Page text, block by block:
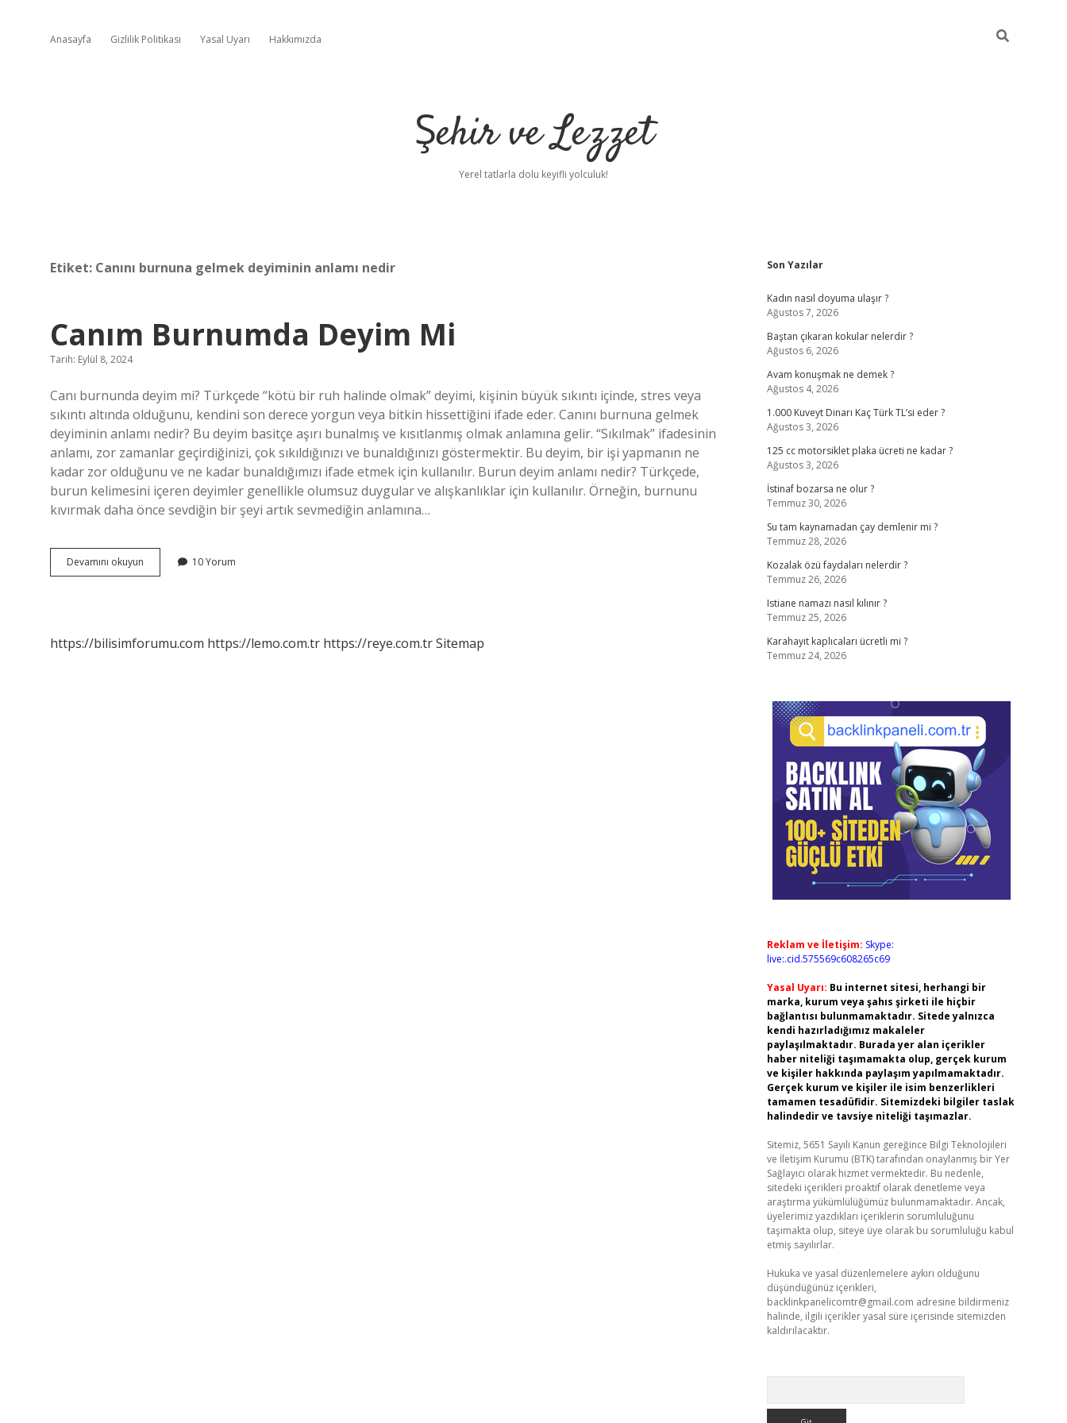
Anasayfa Gizlilik Politikası Yasal Uyarı Hakkımızda
Şehir ve Lezzet
Yerel tatlarla dolu keyifli yolculuk!
Etiket: Canını burnuna gelmek deyiminin anlamı nedir
Canım Burnumda Deyim Mi
Tarih: Eylül 8, 2024
Canı burnunda deyim mi? Türkçede “kötü bir ruh halinde olmak” deyimi, kişinin büyük sıkıntı içinde, stres veya
sıkıntı altında olduğunu, kendini son derece yorgun veya bitkin hissettiğini ifade eder. Canını burnuna gelmek
deyiminin anlamı nedir? Bu deyim basitçe aşırı bunalmış ve kısıtlanmış olmak anlamına gelir. “Sıkılmak” ifadesinin
anlamı, zor zamanlar geçirdiğinizi, çok sıkıldığınızı ve bunaldığınızı göstermektir. Bu deyim, bir işi yapmanın ne
kadar zor olduğunu ve ne kadar bunaldığımızı ifade etmek için kullanılır. Burun deyim anlamı nedir? Türkçede,
burun kelimesini içeren deyimler genellikle olumsuz duygular ve alışkanlıklar için kullanılır. Örneğin, burnunu
kıvırmak daha önce sevdiğin bir şeyi artık sevmediğin anlamına…
Devamını okuyun
Burnumda
10 Yorum
https://bilisimforumu.com https://lemo.com.tr https://reye.com.trSitemap
Sidebar
Son Yazılar
Kadın nasıl doyuma ulaşır ?
Ağustos 7, 2026
Baştan çıkaran kokular nelerdir ?
Ağustos 6, 2026
Avam konuşmak ne demek ?
Ağustos 4, 2026
1.000 Kuveyt Dinarı Kaç Türk TL’si eder ?
Ağustos 3, 2026
125 cc motorsiklet plaka ücreti ne kadar ?
Ağustos 3, 2026
İstinaf bozarsa ne olur ?
Temmuz 30, 2026
Su tam kaynamadan çay demlenir mi ?
Temmuz 28, 2026
Kozalak özü faydaları nelerdir ?
Temmuz 26, 2026
Istiane namazı nasıl kılınır ?
Temmuz 25, 2026
Karahayıt kaplıcaları ücretli mi ?
Temmuz 24, 2026
Reklam ve İletişim: Skype:
live:.cid.575569c608265c69
Yasal Uyarı: Bu internet sitesi, herhangi bir
marka, kurum veya şahıs şirketi ile hiçbir
bağlantısı bulunmamaktadır. Sitede yalnızca
kendi hazırladığımız makaleler
paylaşılmaktadır. Burada yer alan içerikler
haber niteliği taşımamakta olup, gerçek kurum
ve kişiler hakkında paylaşım yapılmamaktadır.
Gerçek kurum ve kişiler ile isim benzerlikleri
tamamen tesadüfidir. Sitemizdeki bilgiler taslak
halindedir ve tavsiye niteliği taşımazlar.
Sitemiz, 5651 Sayılı Kanun gereğince Bilgi Teknolojileri
ve İletişim Kurumu (BTK) tarafından onaylanmış bir Yer
Sağlayıcı olarak hizmet vermektedir. Bu nedenle,
sitedeki içerikleri proaktif olarak denetleme veya
araştırma yükümlülüğümüz bulunmamaktadır. Ancak,
üyelerimiz yazdıkları içeriklerin sorumluluğunu
taşımakta olup, siteye üye olarak bu sorumluluğu kabul
etmiş sayılırlar.
Hukuka ve yasal düzenlemelere aykırı olduğunu
düşündüğünüz içerikleri,
backlinkpanelicomtr@gmail.com adresine bildirmeniz
halinde, ilgili içerikler yasal süre içerisinde sitemizden
kaldırılacaktır.